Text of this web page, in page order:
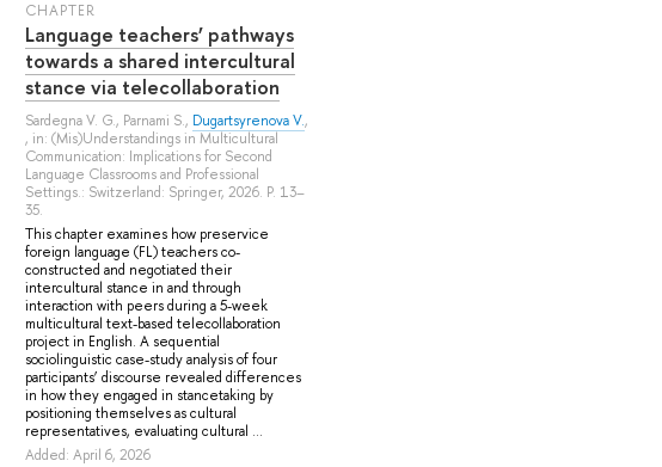
СHAPTER
Language teachers’ pathways
towards a shared intercultural
stance via telecollaboration
Sardegna V. G., Parnami S., Dugartsyrenova V.,
, in: (Mis)Understandings in Multicultural
Communication: Implications for Second
Language Classrooms and Professional
Settings.: Switzerland: Springer, 2026. P. 13–
35.
This chapter examines how preservice
foreign language (FL) teachers co-
constructed and negotiated their
intercultural stance in and through
interaction with peers during a 5-week
multicultural text-based telecollaboration
project in English. A sequential
sociolinguistic case-study analysis of four
participants’ discourse revealed differences
in how they engaged in stancetaking by
positioning themselves as cultural
representatives, evaluating cultural ...
Added: April 6, 2026